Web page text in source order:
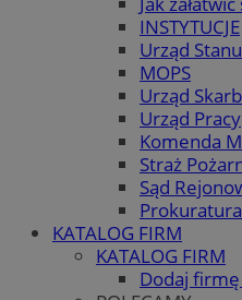
INSTYTUCJE
Urząd
MOPS
Urząd
Urząd Pracy
Komenda
Straż
Sąd
KATALOG FIRM
KATALOG FIRM
Dodaj